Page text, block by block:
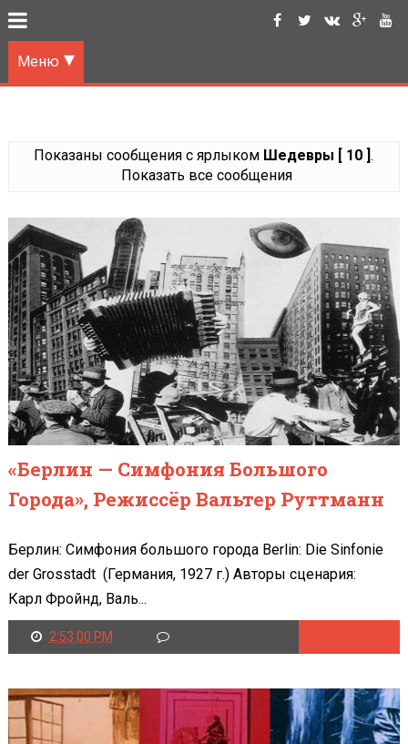
Меню
Показаны сообщения с ярлыком Шедевры [ 10 ] .
Показать все сообщения
«Берлин — Симфония Большого
Города», Режиссёр Вальтер Руттманн
Берлин: Симфония большого города Berlin: Die Sinfonie
der Grosstadt (Германия, 1927 г.) Авторы сценария:
Карл Фройнд, Валь...
2:53:00 PM